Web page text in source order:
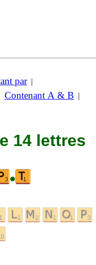
par|
Contenant A & B |
14 lettres
•